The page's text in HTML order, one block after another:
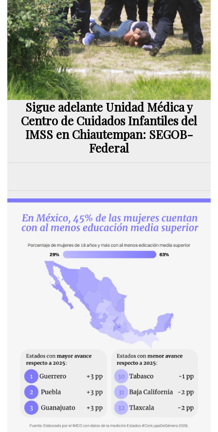
Sigue adelante Unidad Médica y
Centro de Cuidados Infantiles del
IMSS en Chiautempan: SEGOB-
Federal